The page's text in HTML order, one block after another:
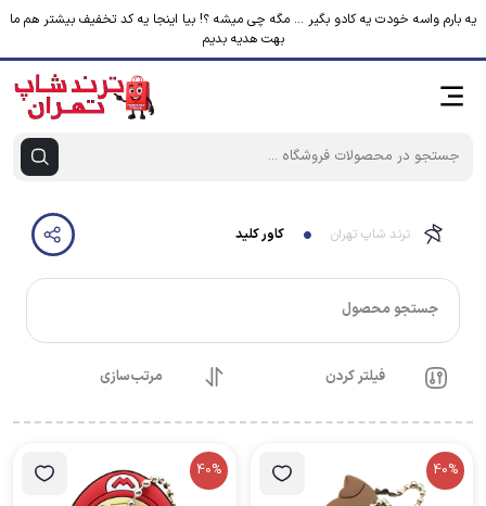
یه بارم واسه خودت یه کادو بگیر ... مگه چی میشه ؟! بیا اینجا یه کد تخفیف بیشتر هم ما
بهت هدیه بدیم
ترند شاپ تهران کاور کلید
جستجو محصول
فیلتر کردن مرتب‌سازی
40%
40%